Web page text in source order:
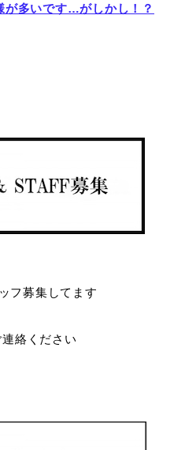
が多いです…がしかし！？
フ募集してます
絡ください